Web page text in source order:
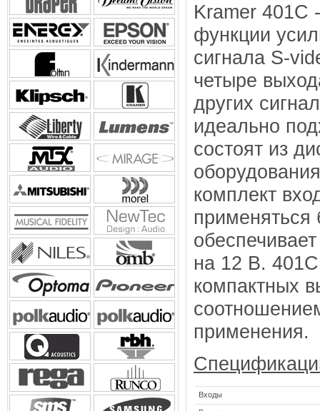
Kramer 401C
функции
сигнала S-
четыре
других
идеально
состоят из
комплект
применяться
на 12 В. 401С
компактных
применения.
Входы